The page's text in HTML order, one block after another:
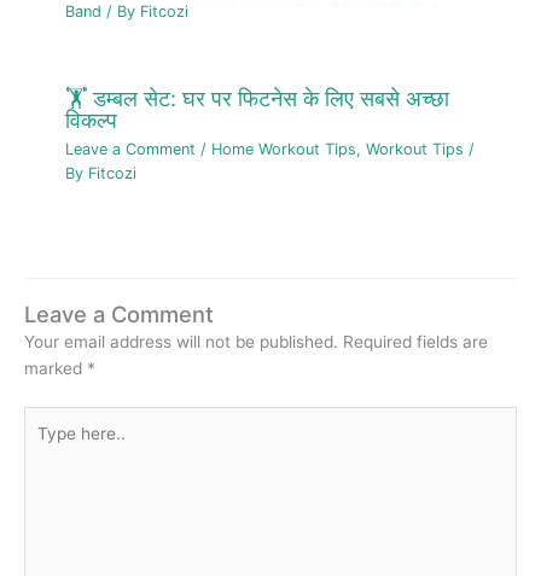
Band / By Fitcozi
🏋️ डम्बल सेट: घर पर फिटनेस के लिए सबसे अच्छा
विकल्प
Leave a Comment / Home Workout Tips,Workout Tips /
By Fitcozi
Leave a Comment
Your email address will not be published. Required fields are
marked *
here..